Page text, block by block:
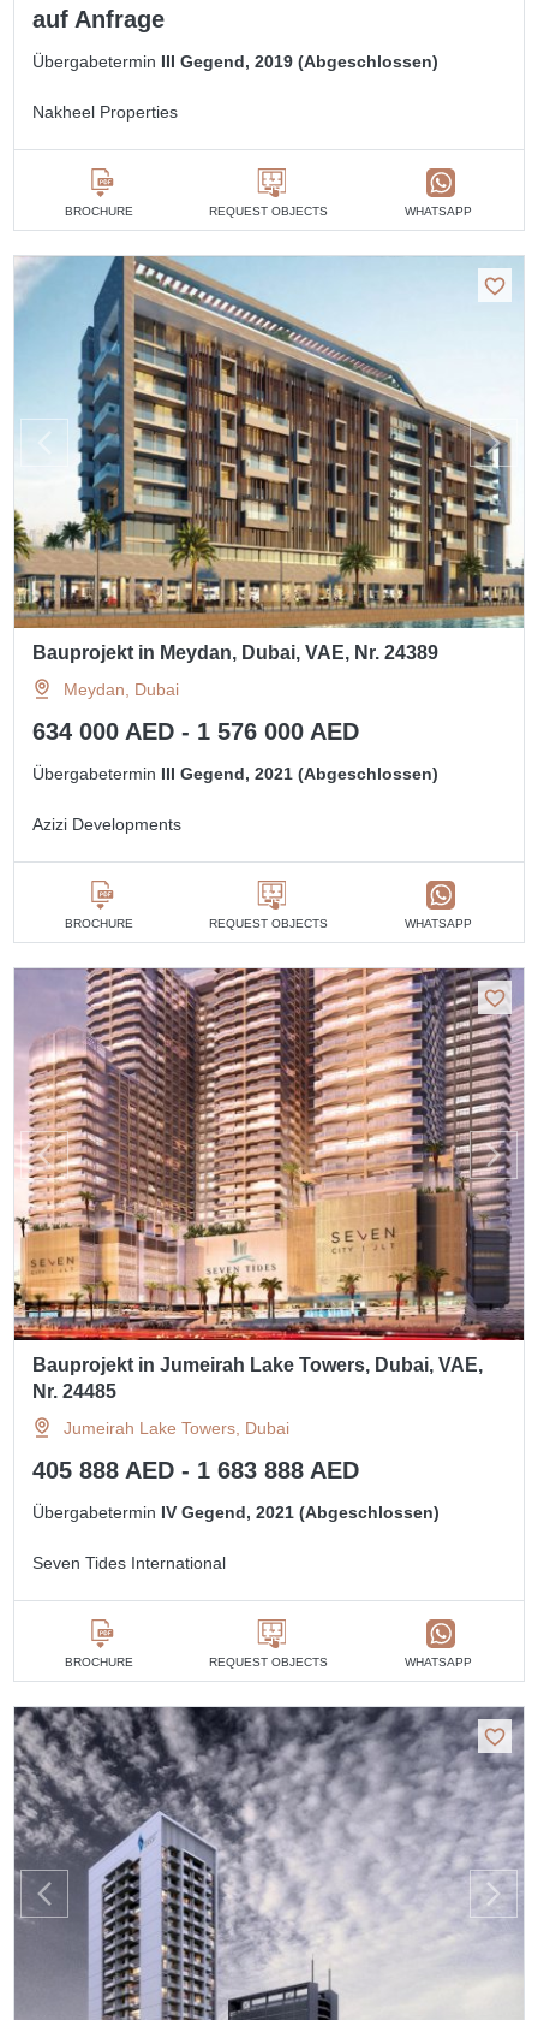
auf Anfrage
Übergabetermin III Gegend, 2019 (Abgeschlossen)
Nakheel Properties
BROCHURE REQUEST OBJECTS WHATSAPP
Bauprojekt in Meydan, Dubai, VAE, Nr. 24389
Meydan, Dubai
634 000 AED - 1 576 000 AED
Übergabetermin III Gegend, 2021 (Abgeschlossen)
Azizi Developments
BROCHURE REQUEST OBJECTS WHATSAPP
Bauprojekt in Jumeirah Lake Towers, Dubai, VAE,
Nr. 24485
Jumeirah Lake Towers, Dubai
405 888 AED - 1 683 888 AED
Übergabetermin IV Gegend, 2021 (Abgeschlossen)
Seven Tides International
BROCHURE REQUEST OBJECTS WHATSAPP